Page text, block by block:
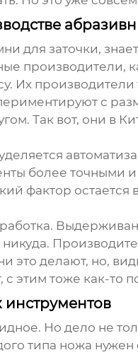
для заточки,
Их производители
с
Так вот, они в
более
фактор
никуда.
делают, но,
этим тоже как-то
Но дело не
типа ножа